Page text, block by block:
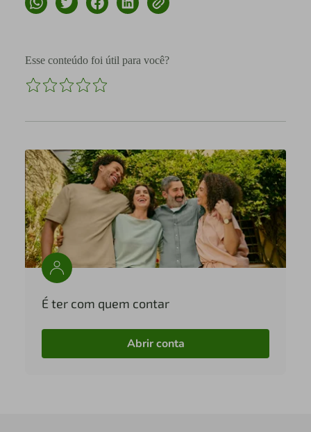
Esse conteúdo foi útil para você?
É ter com quem contar
Abrir conta